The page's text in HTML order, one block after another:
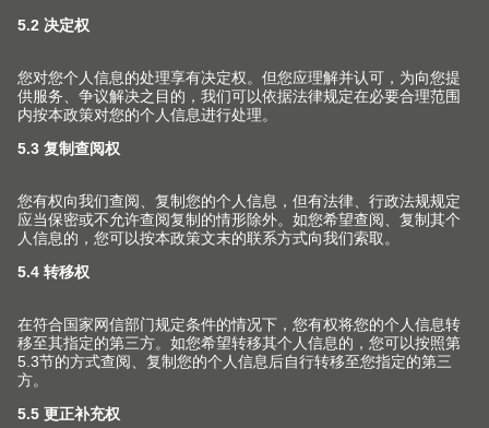
关于我们
用家具五金件提高生活品质是我们孜孜不倦的追求。我们
致力于为家具生产上翻门、铰链、抽屉和口袋门系列，并
关注Blum 百隆社交媒体账号 获取更多信
息